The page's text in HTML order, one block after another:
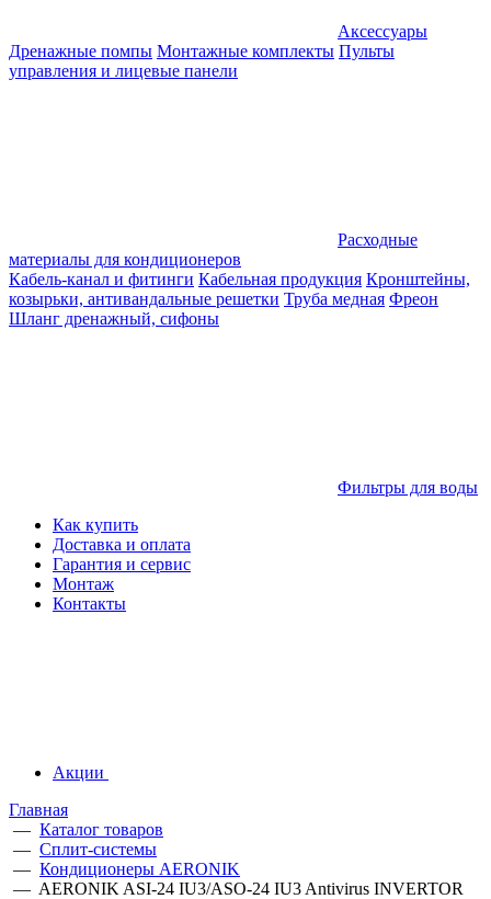
Аксессуары
Дренажные помпы Монтажные комплекты Пульты
управления и лицевые панели
Расходные
материалы для кондиционеров
Кабель-канал и фитинги Кабельная продукция Кронштейны,
козырьки, антивандальные решетки Труба медная Фреон
Шланг дренажный, сифоны
Фильтры для воды
Как купить
Доставка и оплата
Гарантия и сервис
Монтаж
Контакты
Акции
Главная
— Каталог товаров
— Сплит-системы
— Кондиционеры AERONIK
— AERONIK ASI-24 IU3/ASO-24 IU3 Antivirus INVERTOR